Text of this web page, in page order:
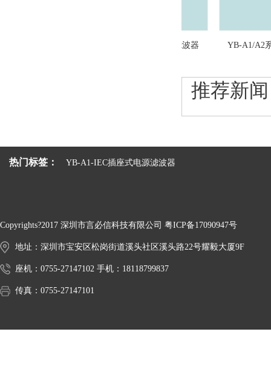
YB-A1/A2系列
推荐新闻
热门标签： YB-A1-IEC插座式电源滤波器
Copyrights?2017 深圳市言必信科技有限公司 粤ICP备17090947号
地址：深圳市宝安区松岗街道溪头社区溪头路22号耀毅大厦9F
座机：0755-27147102 手机：18118799837
传真：0755-27147101